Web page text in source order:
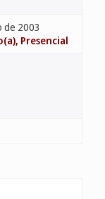
de 2003
Presencial